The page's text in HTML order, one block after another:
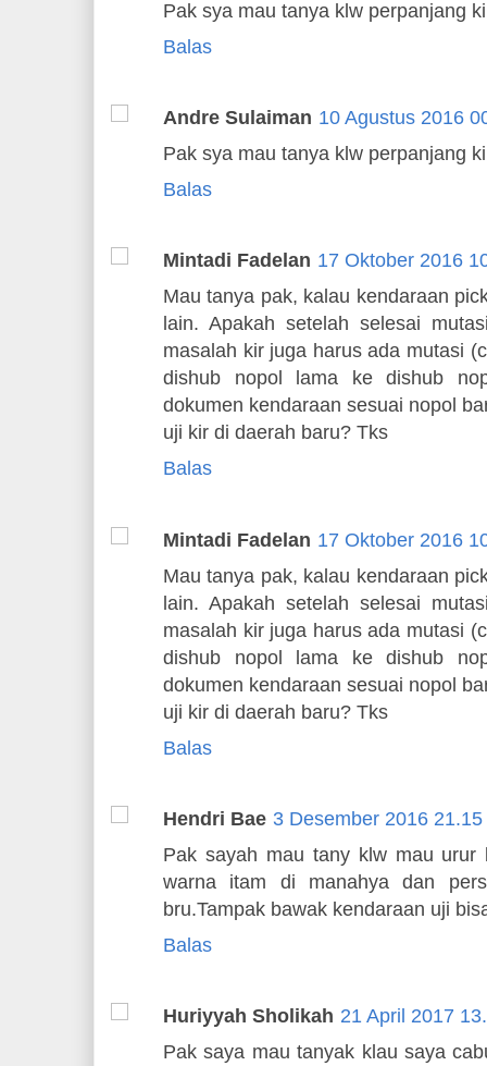
Pak sya mau tanya klw perpanjang
Balas
Andre Sulaiman 10 Agustus 2016
Pak sya mau tanya klw perpanjang
Balas
Mintadi Fadelan 17 Oktober 2016
Mau tanya pak, kalau kendaraan
lain. Apakah setelah selesai
masalah kir juga harus ada mutasi
dishub nopol lama ke dishub
dokumen kendaraan sesuai nopol
uji kir di daerah baru? Tks
Balas
Mintadi Fadelan 17 Oktober 2016
Mau tanya pak, kalau kendaraan
lain. Apakah setelah selesai
masalah kir juga harus ada mutasi
dishub nopol lama ke dishub
dokumen kendaraan sesuai nopol
uji kir di daerah baru? Tks
Balas
Hendri Bae 3 Desember 2016 21.15
Pak sayah mau tany klw mau
warna itam di manahya dan
bru.Tampak bawak kendaraan uji
Balas
Huriyyah Sholikah 21 April 2017
Pak saya mau tanyak klau saya